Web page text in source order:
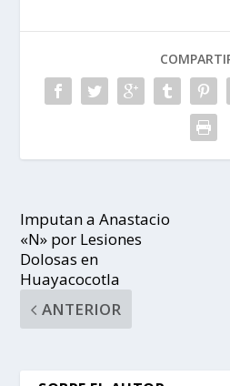
Imputan a Anastacio
«N» por Lesiones
Dolosas en
Huayacocotla
ANTERIOR